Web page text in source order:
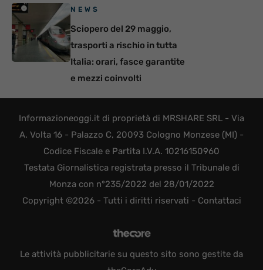
NEWS
Sciopero del 29 maggio,
trasporti a rischio in tutta
Italia: orari, fasce garantite
e mezzi coinvolti
Informazioneoggi.it di proprietà di MRSHARE SRL - Via
A. Volta 16 - Palazzo C, 20093 Cologno Monzese (MI) -
Codice Fiscale e Partita I.V.A. 10216150960
Testata Giornalistica registrata presso il Tribunale di
Monza con n°235/2022 del 28/01/2022
Copyright ©2026 - Tutti i diritti riservati - Contattaci
Le attività pubblicitarie su questo sito sono gestite da